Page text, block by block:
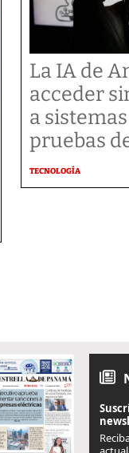
La IA de
acceder
a
pruebas
TECNOLOGÍA